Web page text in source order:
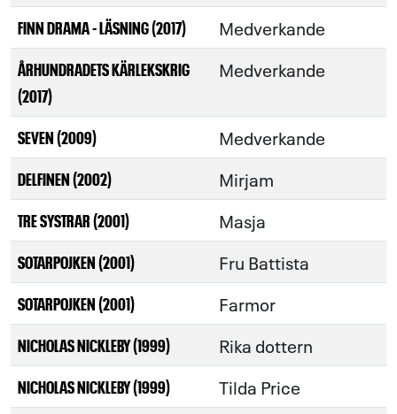
FINN DRAMA - LÄSNING (2017) Medverkande
ÅRHUNDRADETS KÄRLEKSKRIG
(2017)
Medverkande
SEVEN (2009) Medverkande
DELFINEN (2002) Mirjam
TRE SYSTRAR (2001) Masja
SOTARPOJKEN (2001) Fru Battista
SOTARPOJKEN (2001) Farmor
NICHOLAS NICKLEBY (1999) Rika dottern
NICHOLAS NICKLEBY (1999) Tilda Price